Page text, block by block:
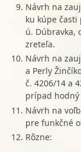
Návrh na
ku kúpe časti
ú. Dúbravka,
zreteľa.
Návrh na
a Perly
č. 4206/14 a
prípad
Návrh na
pre funkčné
Rôzne: